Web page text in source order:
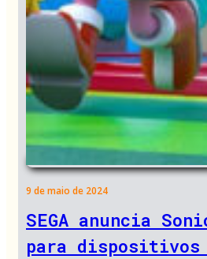
9 de maio de 2024
SEGA anuncia
para dispositivos